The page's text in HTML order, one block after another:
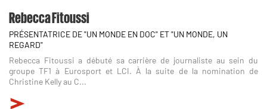
Rebecca Fitoussi
PRÉSENTATRICE DE "UN MONDE EN DOC" ET "UN MONDE, UN
REGARD"
Rebecca Fitoussi a débuté sa carrière de journaliste au sein du
groupe TF1 à Eurosport et LCI. À la suite de la nomination de
Christine Kelly au C...